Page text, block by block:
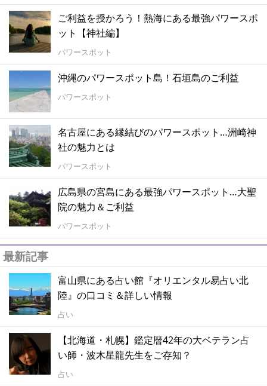
ご利益を授かろう！熱海にある最強パワースポ
ット【神社編】
パワースポット
沖縄のパワースポット島！石垣島のご利益
パワースポット
名古屋にある縁結びのパワースポット…洲崎神
社の魅力とは
パワースポット
広島県の宮島にある最強パワースポット…大聖
院の魅力＆ご利益
パワースポット
最新記事
富山県にある占い館『オリエンタル易占い北
陸』の口コミ＆詳しい情報
占い
【北海道・札幌】鑑定暦42年の大ベテラン占
い師・波木星龍先生をご存知？
占い